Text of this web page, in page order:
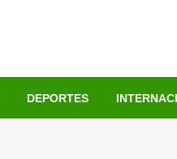
DEPORTES